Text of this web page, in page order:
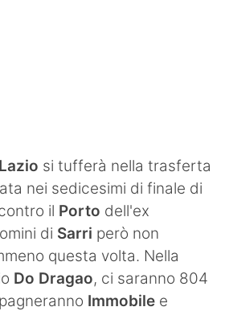
Lazio si tufferà nella trasferta
nei sedicesimi di finale di
il Porto dell'ex
di Sarri però non
questa volta. Nella
Do Dragao, ci saranno 804
Immobile e